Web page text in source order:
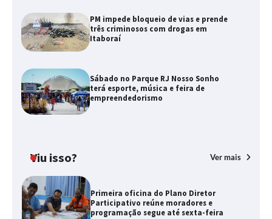
PM impede bloqueio de vias e prende
três criminosos com drogas em
Itaboraí
Sábado no Parque RJ Nosso Sonho
terá esporte, música e feira de
empreendedorismo
Viu isso? Ver mais
Primeira oficina do Plano Diretor
Participativo reúne moradores e
programação segue até sexta-feira